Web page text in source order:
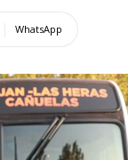
WhatsApp